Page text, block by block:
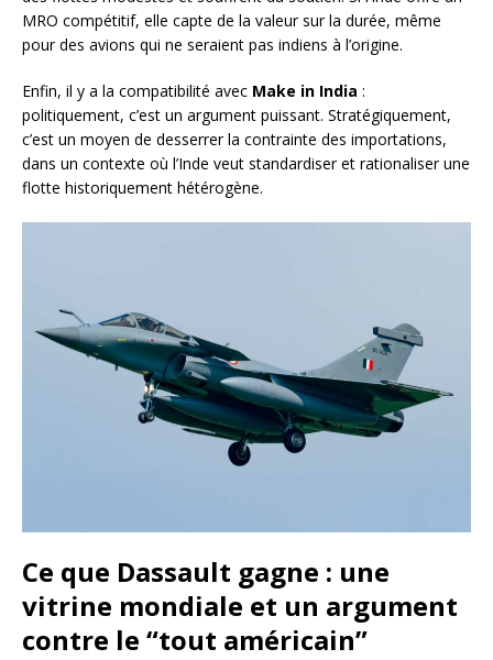
MRO compétitif, elle capte de la valeur sur la durée, même
pour des avions qui ne seraient pas indiens à l’origine.
Enfin, il y a la compatibilité avec Make in India :
politiquement, c’est un argument puissant. Stratégiquement,
c’est un moyen de desserrer la contrainte des importations,
dans un contexte où l’Inde veut standardiser et rationaliser une
flotte historiquement hétérogène.
Ce que Dassault gagne : une
vitrine mondiale et un argument
contre le “tout américain”